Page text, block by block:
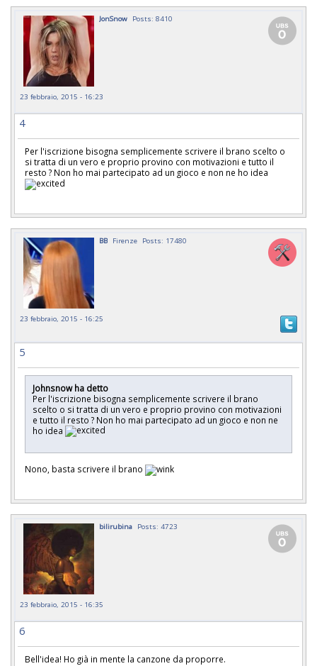
JonSnow Posts: 8410
23 febbraio, 2015 - 16:23
4
Per l'iscrizione bisogna semplicemente scrivere il brano scelto o
si tratta di un vero e proprio provino con motivazioni e tutto il
resto ? Non ho mai partecipato ad un gioco e non ne ho idea
BB Firenze Posts: 17480
23 febbraio, 2015 - 16:25
5
Johnsnow ha detto
Per l'iscrizione bisogna semplicemente scrivere il brano
scelto o si tratta di un vero e proprio provino con motivazioni
e tutto il resto ? Non ho mai partecipato ad un gioco e non ne
ho idea
Nono, basta scrivere il brano
bilirubina Posts: 4723
23 febbraio, 2015 - 16:35
6
Bell'idea! Ho già in mente la canzone da proporre.